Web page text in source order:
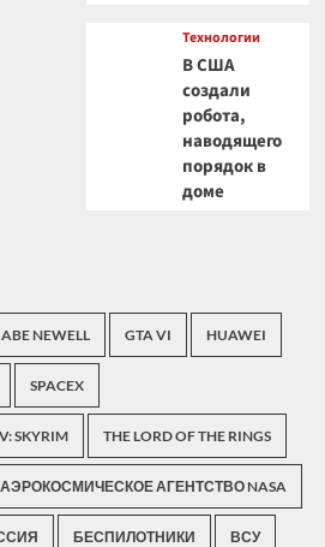
Технологии
В США
создали
робота,
наводящего
порядок в
доме
NEWELL GTA VI HUAWEI
SPACEX
SKYRIM THE LORD OF THE RINGS
АЭРОКОСМИЧЕСКОЕ АГЕНТСТВО NASA
БЕСПИЛОТНИКИ ВСУ